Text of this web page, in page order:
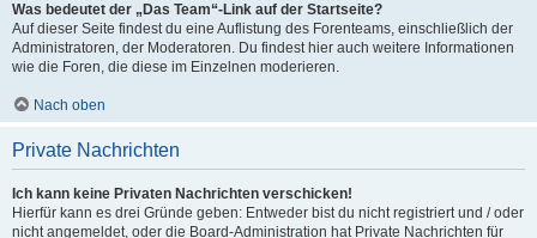
Was bedeutet der „Das Team“-Link auf der Startseite?
Auf dieser Seite findest du eine Auflistung des Forenteams, einschließlich der
Administratoren, der Moderatoren. Du findest hier auch weitere Informationen
wie die Foren, die diese im Einzelnen moderieren.
Nach oben
Private Nachrichten
Ich kann keine Privaten Nachrichten verschicken!
Hierfür kann es drei Gründe geben: Entweder bist du nicht registriert und / oder
nicht angemeldet, oder die Board-Administration hat Private Nachrichten für